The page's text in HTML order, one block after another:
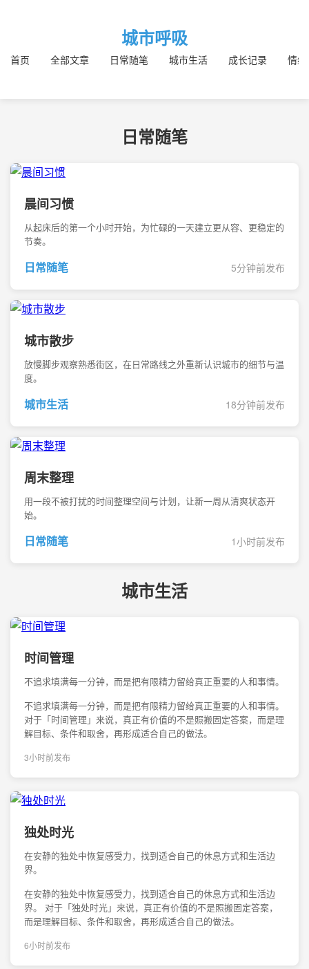
城市呼吸
首页 全部文章 日常随笔 城市生活 成长记录 情
日常随笔
晨间习惯
从起床后的第一个小时开始，为忙碌的一天建立更从容、更稳定的
节奏。
日常随笔 5分钟前发布
城市散步
放慢脚步观察熟悉街区，在日常路线之外重新认识城市的细节与温
度。
城市生活 18分钟前发布
周末整理
用一段不被打扰的时间整理空间与计划，让新一周从清爽状态开
始。
日常随笔 1小时前发布
城市生活
时间管理
不追求填满每一分钟，而是把有限精力留给真正重要的人和事情。
不追求填满每一分钟，而是把有限精力留给真正重要的人和事情。
对于「时间管理」来说，真正有价值的不是照搬固定答案，而是理
解目标、条件和取舍，再形成适合自己的做法。
3小时前发布
独处时光
在安静的独处中恢复感受力，找到适合自己的休息方式和生活边
界。
在安静的独处中恢复感受力，找到适合自己的休息方式和生活边
界。 对于「独处时光」来说，真正有价值的不是照搬固定答案，
而是理解目标、条件和取舍，再形成适合自己的做法。
6小时前发布